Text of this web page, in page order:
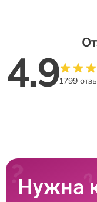
4.91799
Нужна